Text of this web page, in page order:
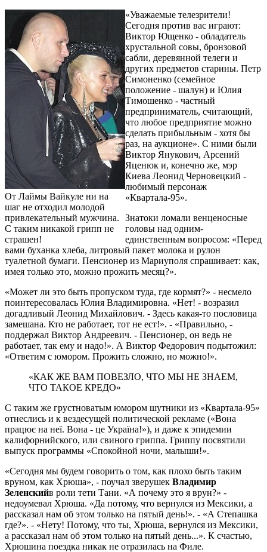
От Лаймы Вайкуле ни на
шаг не отходил молодой
привлекательный мужчина.
С таким никакой грипп не
страшен!
«Уважаемые телезрители!
Сегодня против вас играют:
Виктор Ющенко - обладатель
хрустальной совы, бронзовой
сабли, деревянной телеги и
других предметов старины. Петр
Симоненко (семейное
положение - шалун) и Юлия
Тимошенко - частный
предприниматель, считающий,
что любое предприятие можно
сделать прибыльным - хотя бы
раз, на аукционе». С ними были
Виктор Янукович, Арсений
Яценюк и, конечно же, мэр
Киева Леонид Черновецкий -
любимый персонаж
«Квартала-95».
Знатоки ломали венценосные
головы над одним-
единственным вопросом: «Перед
вами буханка хлеба, литровый пакет молока и рулон
туалетной бумаги. Пенсионер из Мариуполя спрашивает: как,
имея только это, можно прожить месяц?».
«Может ли это быть пропуском туда, где кормят?» - несмело
поинтересовалась Юлия Владимировна. «Нет! - возразил
догадливый Леонид Михайлович. - Здесь какая-то пословица
замешана. Кто не работает, тот не ест!». - «Правильно, -
поддержал Виктор Андреевич. - Пенсионер, он ведь не
работает, так ему и надо!». А Виктор Федорович подытожил:
«Ответим с юмором. Прожить сложно, но можно!».
«КАК ЖЕ ВАМ ПОВЕЗЛО, ЧТО МЫ НЕ ЗНАЕМ,
ЧТО ТАКОЕ КРЕДО»
С таким же грустноватым юмором шутники из «Квартала-95»
отнеслись и к вездесущей политической рекламе («Вона
працює на неї. Вона - це Україна!»), и даже к эпидемии
калифорнийского, или свиного гриппа. Гриппу посвятили
выпуск программы «Спокойной ночи, малыши!».
«Сегодня мы будем говорить о том, как плохо быть таким
вруном, как Хрюша», - поучал зверушек Владимир
Зеленскийв роли тети Тани. «А почему это я врун?» -
недоумевал Хрюша. «Да потому, что вернулся из Мексики, а
рассказал нам об этом только на пятый день!». - «А Степашка
где?». - «Нету! Потому, что ты, Хрюша, вернулся из Мексики,
а рассказал нам об этом только на пятый день...». К счастью,
Хрюшина поездка никак не отразилась на Филе.